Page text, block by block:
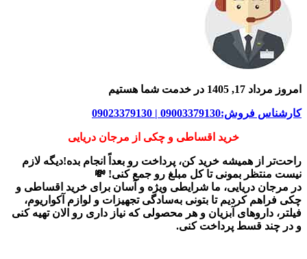
امروز مرداد 17, 1405 در خدمت شما هستیم
کارشناس فروش:09003379130 | 09023379130
خرید اقساطی و چکی از مرجان دریایی
راحت‌تر از همیشه خرید کن، پرداخت رو بعداً انجام بده!دیگه لازم
نیست منتظر بمونی تا کل مبلغ رو جمع کنی! 💸
در مرجان دریایی، ما شرایطی ویژه و آسان برای خرید اقساطی و
چکی فراهم کردیم تا بتونی به‌سادگی تجهیزات و لوازم آکواریوم،
فیلتر، داروهای آبزیان و هر محصولی که نیاز داری رو الان تهیه کنی
و در چند قسط پرداخت کنی.